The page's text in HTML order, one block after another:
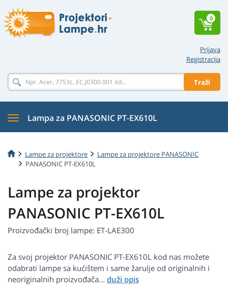
Prijava
Registracija
Traži
0
Lampa za PANASONIC PT-EX610L
Lampe za projektore
Lampe za projektore PANASONIC
PANASONIC PT-EX610L
Lampe za projektor
PANASONIC PT-EX610L
Proizvođački broj lampe: ET-LAE300
Za svoj projektor PANASONIC PT-EX610L kod nas možete
odabrati lampe sa kućištem i same žarulje od originalnih i
neoriginalnih proizvođača...